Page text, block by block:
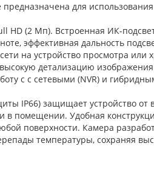
для
HD (2 Мп). Встроенная ИК-
эффективная дальность
на устройство просмотра
детализацию
с с сетевыми (NVR) и
IP66) защищает устройство
в помещении. Удобная
поверхности. Камера
температуры, сохраняя